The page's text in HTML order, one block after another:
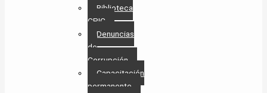
Biblioteca
CPIC
Denuncias
de
Corrupción
Capacitación
permanente